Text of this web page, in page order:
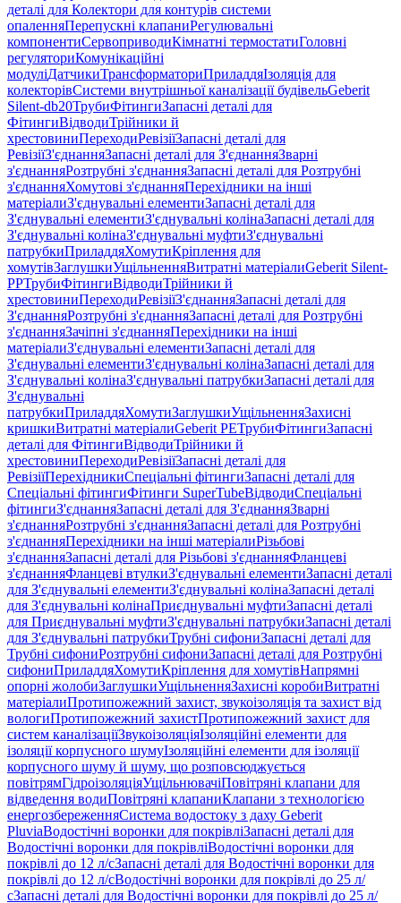
деталі для Колектори для контурів системи
опаленняПерепускні клапаниРегулювальні
компонентиСервоприводиКімнатні термостатиГоловні
регуляториКомунікаційні
модуліДатчикиТрансформаториПриладдяІзоляція для
колекторівСистеми внутрішньої каналізації будівельGeberit
Silent-db20ТрубиФітингиЗапасні деталі для
ФітингиВідводиТрійники й
хрестовиниПереходиРевізіїЗапасні деталі для
РевізіїЗ'єднанняЗапасні деталі для З'єднанняЗварні
з'єднанняРозтрубні з'єднанняЗапасні деталі для Розтрубні
з'єднанняХомутові з'єднанняПерехідники на інші
матеріалиЗ'єднувальні елементиЗапасні деталі для
З'єднувальні елементиЗ'єднувальні колінаЗапасні деталі для
З'єднувальні колінаЗ'єднувальні муфтиЗ'єднувальні
патрубкиПриладдяХомутиКріплення для
хомутівЗаглушкиУщільненняВитратні матеріалиGeberit Silent-
PPТрубиФітингиВідводиТрійники й
хрестовиниПереходиРевізіїЗ'єднанняЗапасні деталі для
З'єднанняРозтрубні з'єднанняЗапасні деталі для Розтрубні
з'єднанняЗачіпні з'єднанняПерехідники на інші
матеріалиЗ'єднувальні елементиЗапасні деталі для
З'єднувальні елементиЗ'єднувальні колінаЗапасні деталі для
З'єднувальні колінаЗ'єднувальні патрубкиЗапасні деталі для
З'єднувальні
патрубкиПриладдяХомутиЗаглушкиУщільненняЗахисні
кришкиВитратні матеріалиGeberit PEТрубиФітингиЗапасні
деталі для ФітингиВідводиТрійники й
хрестовиниПереходиРевізіїЗапасні деталі для
РевізіїПерехідникиСпеціальні фітингиЗапасні деталі для
Спеціальні фітингиФітинги SuperTubeВідводиСпеціальні
фітингиЗ'єднанняЗапасні деталі для З'єднанняЗварні
з'єднанняРозтрубні з'єднанняЗапасні деталі для Розтрубні
з'єднанняПерехідники на інші матеріалиРізьбові
з'єднанняЗапасні деталі для Різьбові з'єднанняФланцеві
з'єднанняФланцеві втулкиЗ'єднувальні елементиЗапасні деталі
для З'єднувальні елементиЗ'єднувальні колінаЗапасні деталі
для З'єднувальні колінаПриєднувальні муфтиЗапасні деталі
для Приєднувальні муфтиЗ'єднувальні патрубкиЗапасні деталі
для З'єднувальні патрубкиТрубні сифониЗапасні деталі для
Трубні сифониРозтрубні сифониЗапасні деталі для Розтрубні
сифониПриладдяХомутиКріплення для хомутівНапрямні
опорні жолобиЗаглушкиУщільненняЗахисні коробиВитратні
матеріалиПротипожежний захист, звукоізоляція та захист від
вологиПротипожежний захистПротипожежний захист для
систем каналізаціїЗвукоізоляціяІзоляційні елементи для
ізоляції корпусного шумуІзоляційні елементи для ізоляції
корпусного шуму й шуму, що розповсюджується
повітрямГідроізоляціяУщільнювачіПовітряні клапани для
відведення водиПовітряні клапаниКлапани з технологією
енергозбереженняСистема водостоку з даху Geberit
PluviaВодостічні воронки для покрівліЗапасні деталі для
Водостічні воронки для покрівліВодостічні воронки для
покрівлі до 12 л/сЗапасні деталі для Водостічні воронки для
покрівлі до 12 л/сВодостічні воронки для покрівлі до 25 л/
сЗапасні деталі для Водостічні воронки для покрівлі до 25 л/